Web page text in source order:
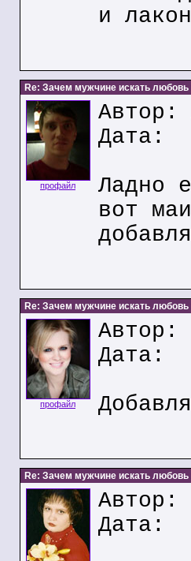
и
Re: Зачем мужчине искать любовь
профайл
Автор:
Дата:
Ладно
вот
Re: Зачем мужчине искать любовь
профайл
Автор:
Дата:
Re: Зачем мужчине искать любовь
Автор:
Дата: